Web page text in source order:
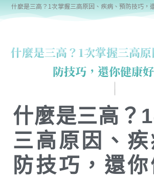
什麼是三高？1次掌握三高原因、疾病、預防技巧，
什麼是三高？1次掌握三高
防技巧，還你健康
什麼是三高？
三高原因、
防技巧，還